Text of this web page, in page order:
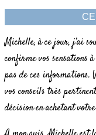
Michelle, à ce jour, j’ai
confirme vos sensations
pas de ces informations.
vos conseils très
décision en achetant votre